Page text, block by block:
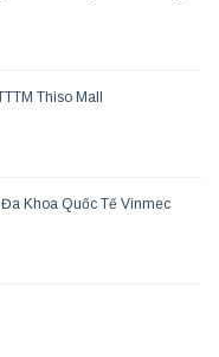
Thiso Mall
Khoa Quốc Tế Vinmec